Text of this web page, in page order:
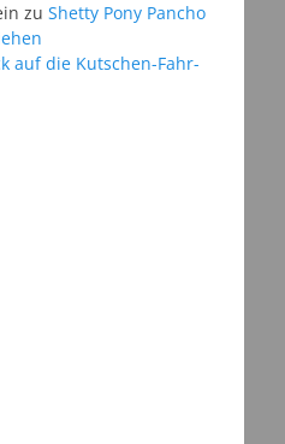
zu Shetty Pony Pancho
auf die Kutschen-Fahr-